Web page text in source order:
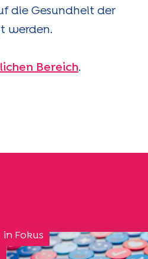
die Gesundheit der
werden.
Bereich.
in Fokus